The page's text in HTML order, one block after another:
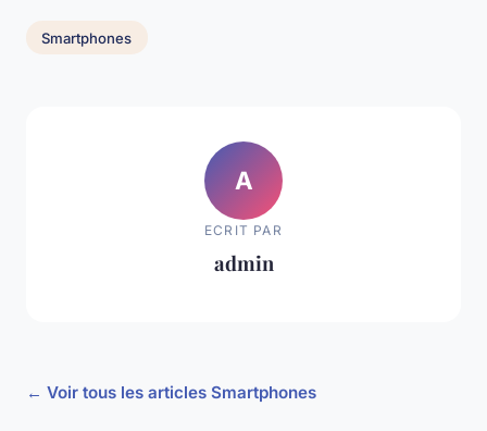
Smartphones
A
ECRIT PAR
admin
← Voir tous les articles Smartphones